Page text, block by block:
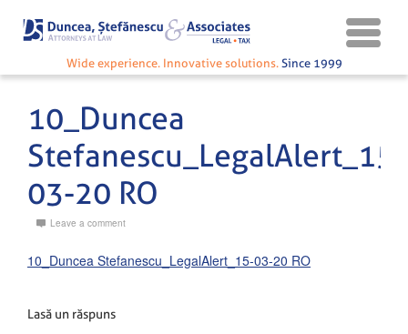
Wide experience. Innovative solutions. Since 1999
10_Duncea
Stefanescu_LegalAlert_15-
03-20 RO
Leave a comment
10_Duncea Stefanescu_LegalAlert_15-03-20 RO
Lasă un răspuns